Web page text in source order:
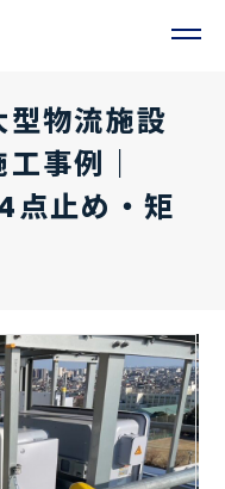
物流施設
事例｜
止め・矩